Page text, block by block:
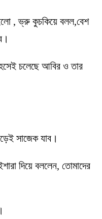
, ভ্রু কুচকিয়ে বলল,বেশ
চলেছে আবির ও তার
সাজেক যাব।
দিয়ে বললেন, তোমাদের